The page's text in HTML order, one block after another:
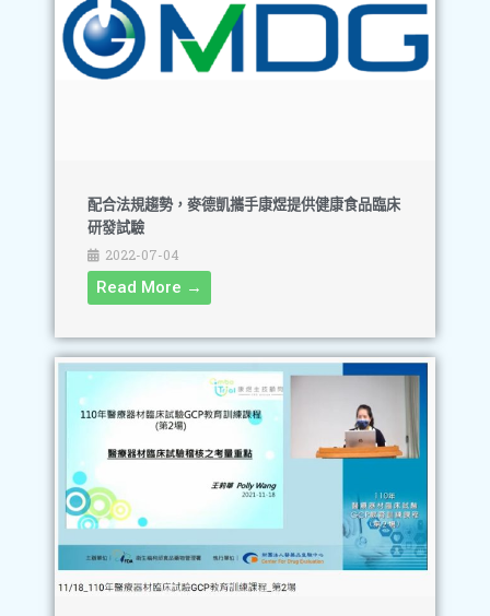
配合法規趨勢，麥德凱攜手康煜提供健康食品臨床
研發試驗
2022-07-04
Read More →